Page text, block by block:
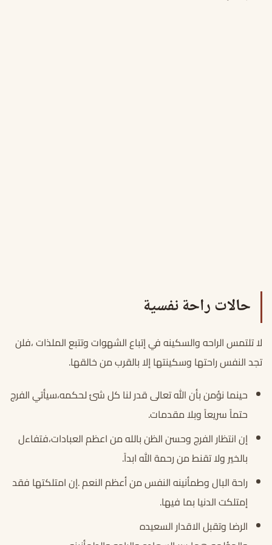
حالات راحة نفسية
لا تلتمس الراحه والسكينه في إتباع الشهوات وتتبع الملذات ،فلن
تجد النفس راحتها وسكينتها إلا بالقرب من خالقها.
حينما نؤمن بأن الله تعالى قدر لنا كل شئ لحكمه،سيأتي الفرج
حتماً سريعاً وبلا مقدمات.
إن انتظار الفرج وحسن الظن بالله من اعظم العبادات،فتفاءل
بالخير ولا تقنط من رحمة الله ابداً.
راحة البال وطمأنينه النفس من أعظم النعم .إن امتلكتها فقد
إمتلكت الدنيا بما فيها.
الرضا وتقبل الاقدار السعيده